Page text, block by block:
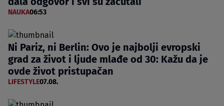
NAUKA06:53
Ni Pariz, ni Berlin: Ovo je najbolji evropski
grad za život i ljude mlađe od 30: Kažu da je
ovde život pristupačan
LIFESTYLE07.08.